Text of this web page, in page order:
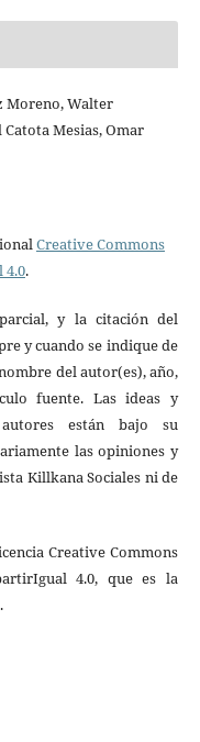
Moreno, Walter
Mesias, Omar
Creative Commons
4.0.
y la citación del
y cuando se indique de
del autor(es), año,
fuente. Las ideas y
están bajo su
las opiniones y
Killkana Sociales ni de
Creative Commons
4.0, que es la